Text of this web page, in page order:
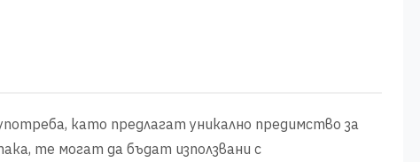
като предлагат уникално предимство за
те могат да бъдат използвани с